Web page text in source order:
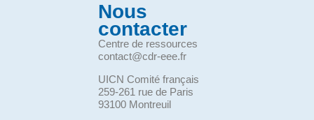
Nous
contacter
Centre de ressources
contact@cdr-eee.fr
UICN Comité français
259-261 rue de Paris
93100 Montreuil